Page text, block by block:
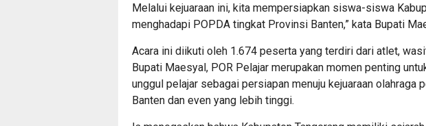
Melalui kejuaraan ini, kita mempersiapkan siswa-siswa
menghadapi POPDA tingkat Provinsi Banten,” kata Bupati
Acara ini diikuti oleh 1.674 peserta yang terdiri dari atlet,
Bupati Maesyal, POR Pelajar merupakan momen penting
unggul pelajar sebagai persiapan menuju kejuaraan olahraga
Banten dan even yang lebih tinggi.